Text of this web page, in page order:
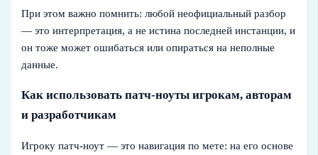
При этом важно помнить: любой неофициальный разбор
— это интерпретация, а не истина последней инстанции, и
он тоже может ошибаться или опираться на неполные
данные.
Как использовать патч-ноуты игрокам, авторам
и разработчикам
Игроку патч-ноут — это навигация по мете: на его основе